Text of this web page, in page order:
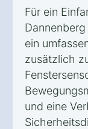
Für ein
ein
zusätzlich
und eine